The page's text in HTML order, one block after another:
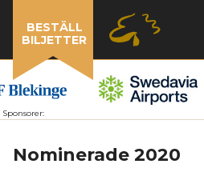
BESTÄLL
BILJETTER
Sponsorer:
Nominerade 2020